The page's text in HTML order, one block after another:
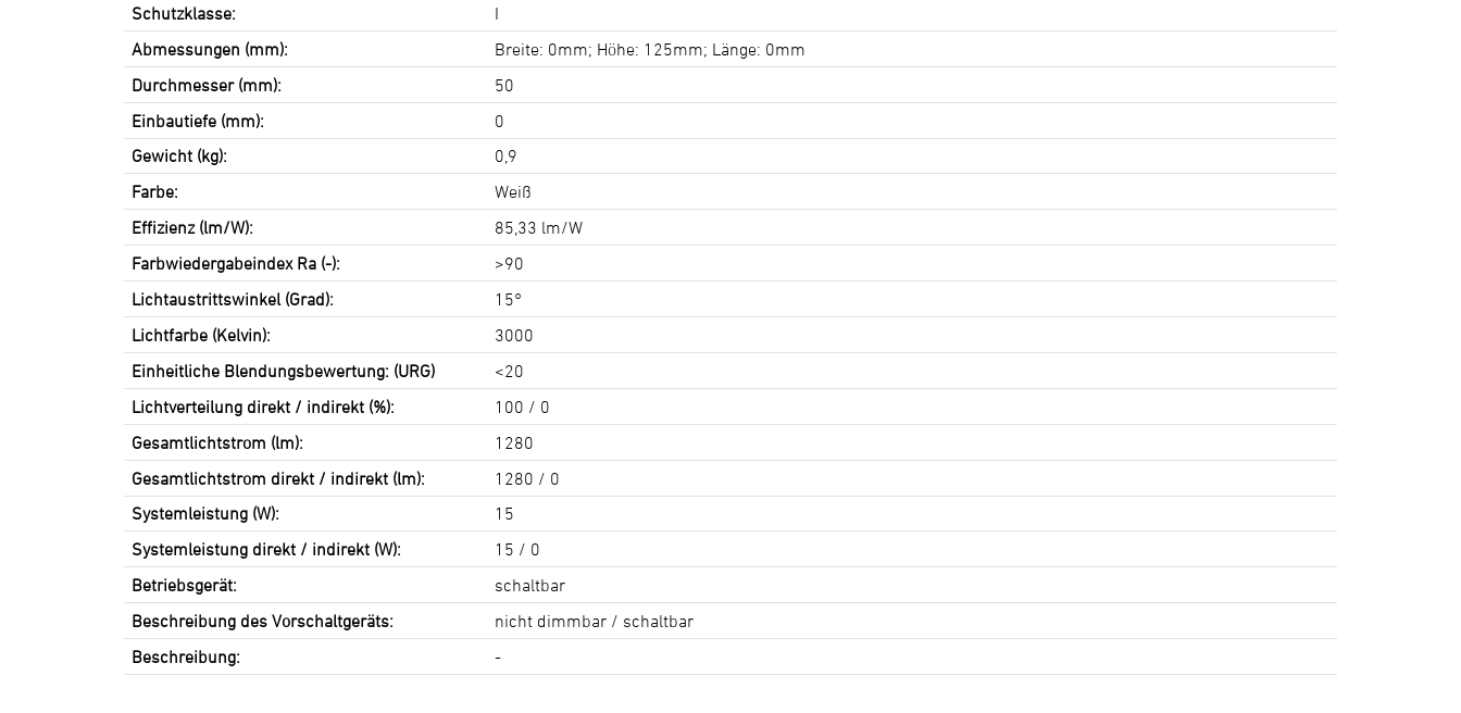
Schutzklasse:
I
Abmessungen (mm):
Breite: 0mm; Höhe: 125mm; Länge: 0mm
Durchmesser (mm):
50
Einbautiefe (mm):
0
Gewicht (kg):
0,9
Farbe:
Weiß
Effizienz (lm/W):
85,33 lm/W
Farbwiedergabeindex Ra (-):
>90
Lichtaustrittswinkel (Grad):
15°
Lichtfarbe (Kelvin):
3000
Einheitliche Blendungsbewertung: (URG)
<20
Lichtverteilung direkt / indirekt (%):
100 / 0
Gesamtlichtstrom (lm):
1280
Gesamtlichtstrom direkt / indirekt (lm):
1280 / 0
Systemleistung (W):
15
Systemleistung direkt / indirekt (W):
15 / 0
Betriebsgerät:
schaltbar
Beschreibung des Vorschaltgeräts:
nicht dimmbar / schaltbar
Beschreibung:
-